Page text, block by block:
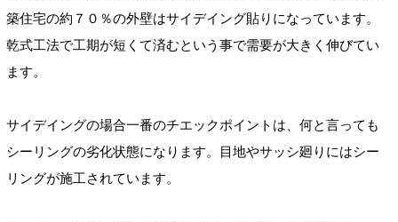
築住宅の約７０％の外壁はサイデイング貼りになっています。
乾式工法で工期が短くて済むという事で需要が大きく伸びてい
ます。
サイデイングの場合一番のチエックポイントは、何と言っても
シーリングの劣化状態になります。目地やサッシ廻りにはシー
リングが施工されています。